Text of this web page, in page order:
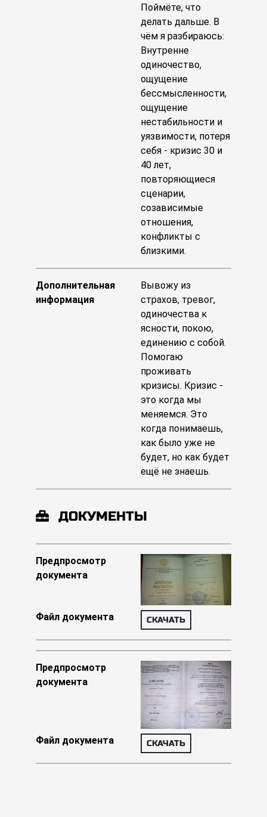
Поймёте, что
делать дальше. В
чём я разбираюсь:
Внутренне
одиночество,
ощущение
бессмысленности,
ощущение
нестабильности и
уязвимости, потеря
себя - кризис 30 и
40 лет,
повторяющиеся
сценарии,
созависимые
отношения,
конфликты с
близкими.
Дополнительная
информация
Вывожу из
страхов, тревог,
одиночества к
ясности, покою,
единению с собой.
Помогаю
проживать
кризисы. Кризис -
это когда мы
меняемся. Это
когда понимаешь,
как было уже не
будет, но как будет
ещё не знаешь.
ДОКУМЕНТЫ
Предпросмотр
документа
Файл документа СКАЧАТЬ
Предпросмотр
документа
Файл документа СКАЧАТЬ